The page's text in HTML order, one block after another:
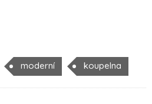
moderní koupelna